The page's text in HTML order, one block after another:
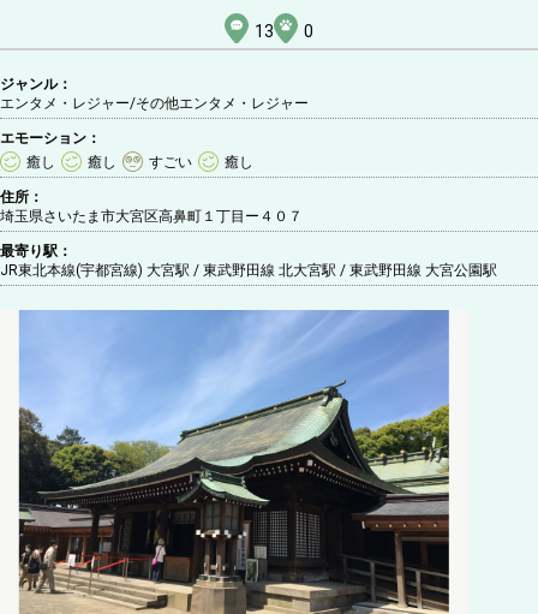
13 0
ジャンル：
エンタメ・レジャー/その他エンタメ・レジャー
エモーション：
癒し
癒し すごい 癒し
住所：
埼玉県さいたま市大宮区高鼻町１丁目ー４０７
最寄り駅：
JR東北本線(宇都宮線) 大宮駅 / 東武野田線 北大宮駅 / 東武野田線 大宮公園駅